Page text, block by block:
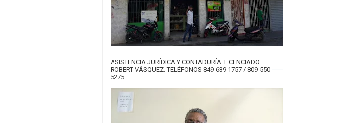
ASISTENCIA JURÍDICA Y CONTADURÍA. LICENCIADO
ROBERT VÁSQUEZ. TELÉFONOS 849-639-1757 / 809-550-
5275